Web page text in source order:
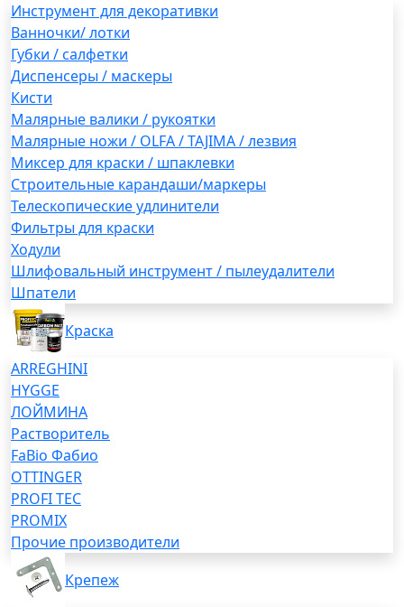
Инструмент для декоративки
Ванночки/ лотки
Губки / салфетки
Диспенсеры / маскеры
Кисти
Малярные валики / рукоятки
Малярные ножи / OLFA / TAJIMA / лезвия
Миксер для краски / шпаклевки
Строительные карандаши/маркеры
Телескопические удлинители
Фильтры для краски
Ходули
Шлифовальный инструмент / пылеудалители
Шпатели
Краска
ARREGHINI
HYGGE
ЛОЙМИНА
Растворитель
FaBio Фабио
OTTINGER
PROFI TEC
PROMIX
Прочие производители
Крепеж